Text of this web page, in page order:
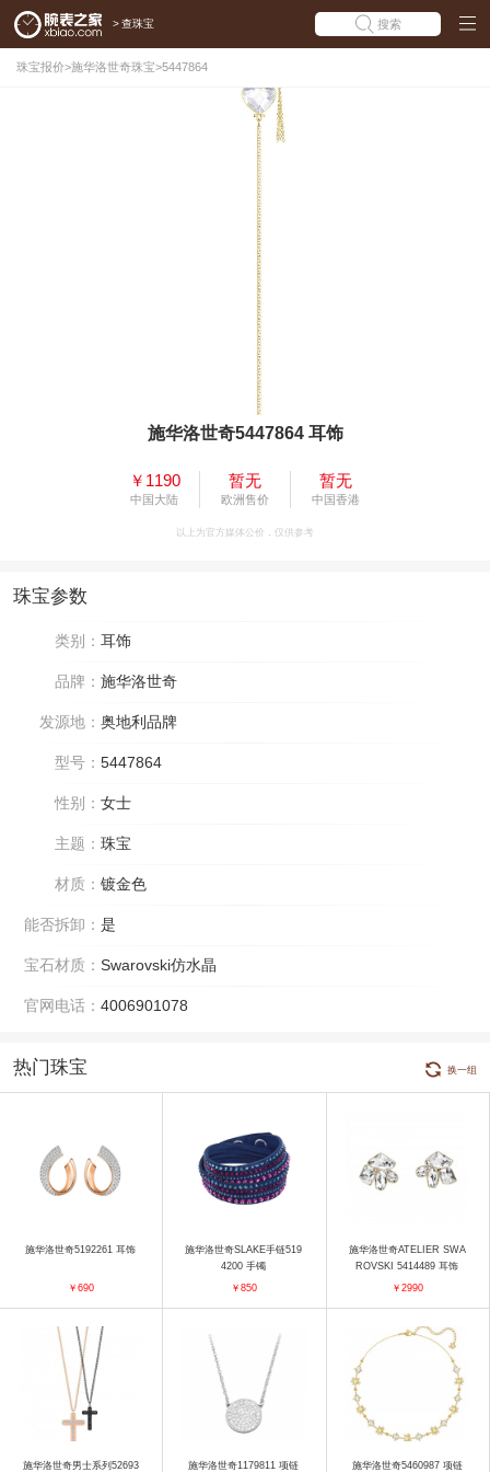
> 查珠宝 搜索
珠宝报价>施华洛世奇珠宝>5447864
施华洛世奇5447864 耳饰
￥1190
中国大陆
暂无
欧洲售价
暂无
中国香港
以上为官方媒体公价，仅供参考
珠宝参数
类别： 耳饰
品牌： 施华洛世奇
发源地： 奥地利品牌
型号： 5447864
性别： 女士
主题： 珠宝
材质： 镀金色
能否拆卸： 是
宝石材质： Swarovski仿水晶
官网电话： 4006901078
热门珠宝 换一组
施华洛世奇5192261 耳饰
￥690
施华洛世奇SLAKE手链519
4200 手镯
￥850
施华洛世奇ATELIER SWA
ROVSKI 5414489 耳饰
￥2990
施华洛世奇男士系列52693 施华洛世奇1179811 项链 施华洛世奇5460987 项链